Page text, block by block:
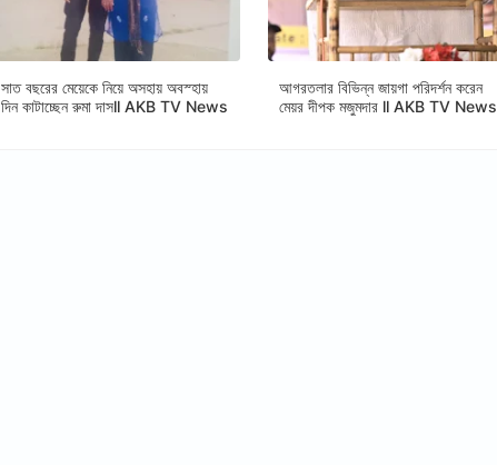
সাত বছরের মেয়েকে নিয়ে অসহায় অবস্হায়
দিন কাটাচ্ছেন রুমা দাসll AKB TV News
আগরতলার বিভিন্ন জায়গা পরিদর্শন করেন
মেয়র দীপক মজুমদার ll AKB TV News